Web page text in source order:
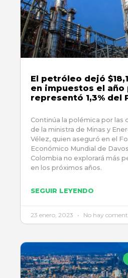
El petróleo dejó
en impuestos el año
representó 1,3% del
Continúa la polémica por las
de la ministra de Minas y
Vélez, quien aseguró en el
Económico Mundial de
Colombia no explorará más
en los próximos años.
SEGUIR LEYENDO
23 enero, 2023 No hay